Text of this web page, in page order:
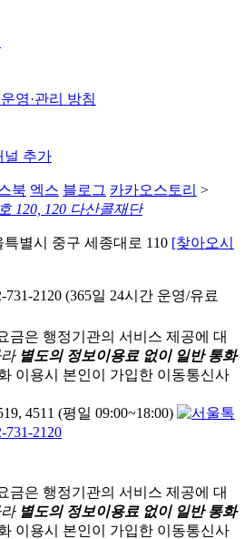
영·관리 방침
널 추가
북 엑스 블로그 카카오스토리 >
120, 120 다산콜재단
별시 중구 세종대로 110 [찾아오시
2120 (365일 24시간 운영/유료
금은 행정기관의 서비스 제공에 대
별도의 정보이용료 없이 일반 통화
이용시 본인이 가입한 이동통신사
4511 (평일 09:00~18:00)
731-2120
금은 행정기관의 서비스 제공에 대
별도의 정보이용료 없이 일반 통화
이용시 본인이 가입한 이동통신사